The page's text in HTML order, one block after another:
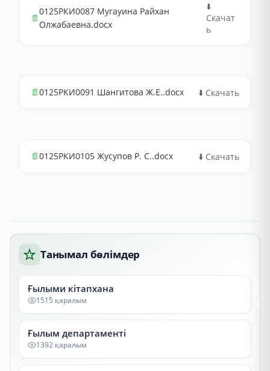
📄
0125РКИ0087 Мугауина Райхан
Олжабаевна.docx
⬇️
Скачат
ь
📄0125РКИ0091 Шангитова Ж.Е..docx ⬇️ Скачать
📄0125РКИ0105 Жусупов Р. С..docx ⬇️ Скачать
Танымал бөлімдер
Ғылыми кітапхана
1515 қаралым
Ғылым департаменті
1392 қаралым